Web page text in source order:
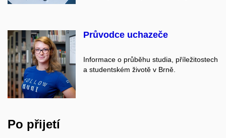
Průvodce uchazeče
Informace o průběhu studia, příležitostech
a studentském životě v Brně.
Po přijetí